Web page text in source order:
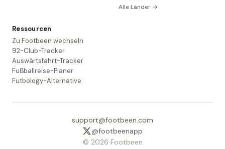
Alle Länder →
Ressourcen
Zu Footbeen wechseln
92-Club-Tracker
Auswärtsfahrt-Tracker
Fußballreise-Planer
Futbology-Alternative
support@footbeen.com
@footbeenapp
© 2026 Footbeen